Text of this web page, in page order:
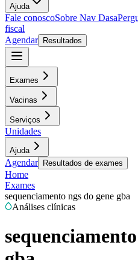
Ajuda
Fale conoscoSobre Nav Dasa
fiscal
Agendar
Resultados
Exames
Vacinas
Serviços
Unidades
Ajuda
Agendar Resultados de exames
Home
Exames
sequenciamento ngs do gene gba
Análises clínicas